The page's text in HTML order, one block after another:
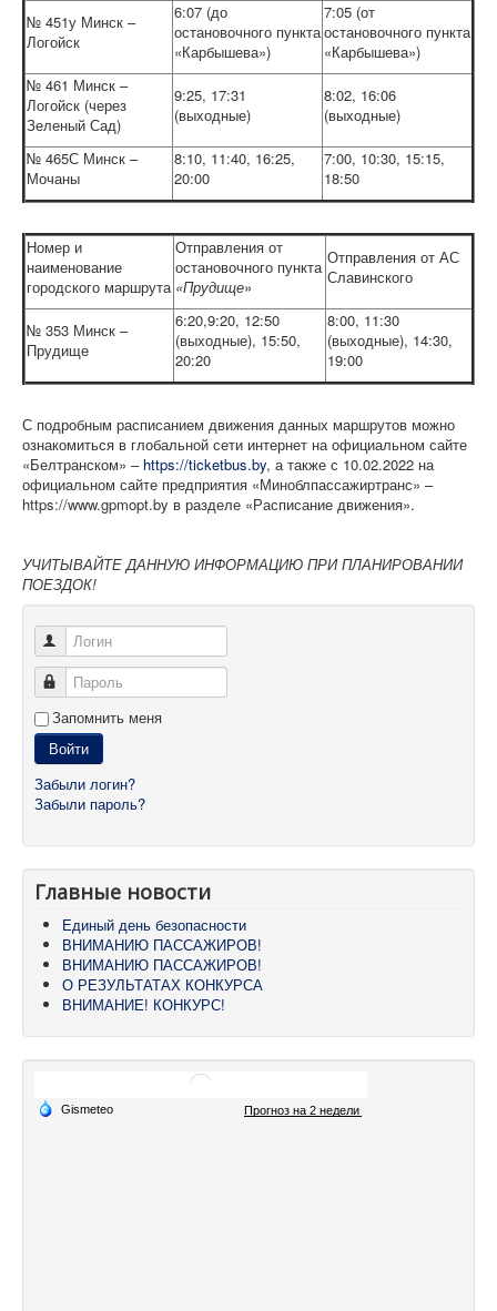
№ 451у Минск –
Логойск
6:07 (до
остановочного пункта
«Карбышева»)
7:05 (от
остановочного пункта
«Карбышева»)
№ 461 Минск –
Логойск (через
Зеленый Сад)
9:25, 17:31
(выходные)
8:02, 16:06
(выходные)
№ 465С Минск –
Мочаны
8:10, 11:40, 16:25,
20:00
7:00, 10:30, 15:15,
18:50
Номер и
наименование
городского маршрута
Отправления от
остановочного пункта
«Прудище»
Отправления от АС
Славинского
№ 353 Минск –
Прудище
6:20,9:20, 12:50
(выходные), 15:50,
20:20
8:00, 11:30
(выходные), 14:30,
19:00
С подробным расписанием движения данных маршрутов можно
ознакомиться в глобальной сети интернет на официальном сайте
«Белтранском» – https://ticketbus.by, а также с 10.02.2022 на
официальном сайте предприятия «Миноблпассажиртранс» –
https://www.gpmopt.by в разделе «Расписание движения».
УЧИТЫВАЙТЕ ДАННУЮ ИНФОРМАЦИЮ ПРИ ПЛАНИРОВАНИИ
ПОЕЗДОК!
Логин
Пароль
Запомнить меня
Войти
Забыли логин?
Забыли пароль?
Главные новости
Единый день безопасности
ВНИМАНИЮ ПАССАЖИРОВ!
ВНИМАНИЮ ПАССАЖИРОВ!
О РЕЗУЛЬТАТАХ КОНКУРСА
ВНИМАНИЕ! КОНКУРС!